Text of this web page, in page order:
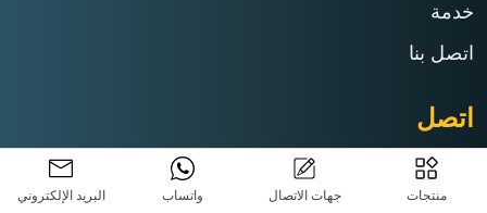
خدمة
اتصل بنا
اتصل
Tel:+86 13790500374
منتجات جهات الاتصال واتساب البريد الإلكتروني